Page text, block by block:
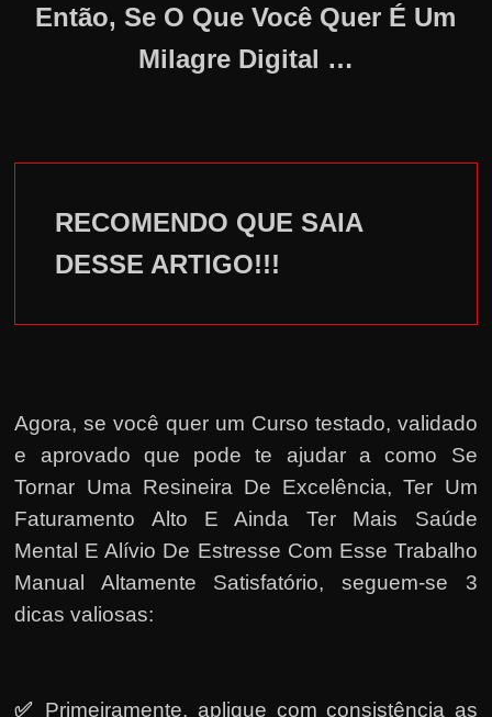
Então, Se O Que Você Quer É Um
Milagre Digital …
RECOMENDO QUE SAIA
DESSE ARTIGO!!!
Agora, se você quer um Curso testado, validado
e aprovado que pode te ajudar a como Se
Tornar Uma Resineira De Excelência, Ter Um
Faturamento Alto E Ainda Ter Mais Saúde
Mental E Alívio De Estresse Com Esse Trabalho
Manual Altamente Satisfatório, seguem-se 3
dicas valiosas:
✅ Primeiramente, aplique com consistência as